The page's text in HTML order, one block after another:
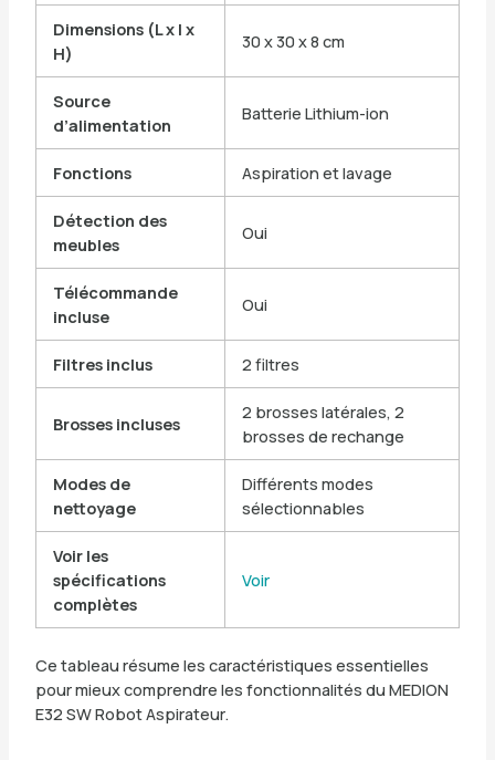
Dimensions (L x l x
H)
30 x 30 x 8 cm
Source
d’alimentation
Batterie Lithium-ion
Fonctions Aspiration et lavage
Détection des
meubles
Oui
Télécommande
incluse
Oui
Filtres inclus 2 filtres
Brosses incluses
2 brosses latérales, 2
brosses de rechange
Modes de
nettoyage
Différents modes
sélectionnables
Voir les
spécifications
complètes
Voir
Ce tableau résume les caractéristiques essentielles
pour mieux comprendre les fonctionnalités du MEDION
E32 SW Robot Aspirateur.